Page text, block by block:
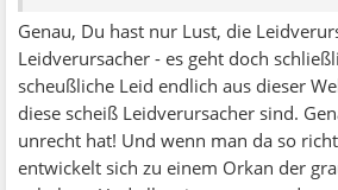
Genau, Du hast nur Lust, die
Leidverursacher - es geht doch
scheußliche Leid endlich aus dieser
diese scheiß Leidverursacher sind.
unrecht hat! Und wenn man da so
entwickelt sich zu einem Orkan der